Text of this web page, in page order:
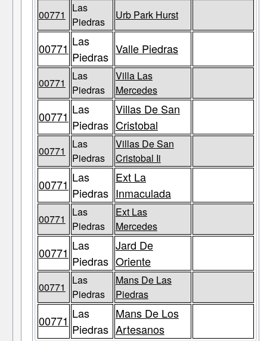
00771
Las
Piedras
Urb Park Hurst
00771 Las
Piedras
Valle Piedras
00771
Las
Piedras
Villa Las
Mercedes
00771 Las
Piedras
Villas De San
Cristobal
00771
Las
Piedras
Villas De San
Cristobal Ii
00771 Las
Piedras
Ext La
Inmaculada
00771
Las
Piedras
Ext Las
Mercedes
00771 Las
Piedras
Jard De
Oriente
00771
Las
Piedras
Mans De Las
Piedras
00771 Las
Piedras
Mans De Los
Artesanos